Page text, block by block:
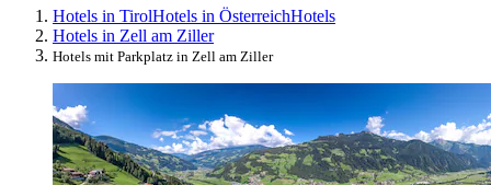
Hotels in TirolHotels in ÖsterreichHotels
Hotels in Zell am Ziller
Hotels mit Parkplatz in Zell am Ziller